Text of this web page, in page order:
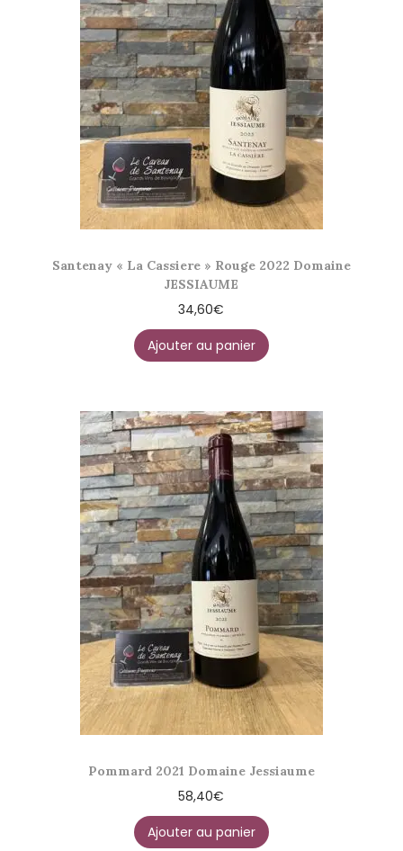
Santenay « La Cassiere » Rouge 2022 Domaine
JESSIAUME
34,60€
Ajouter au panier
Pommard 2021 Domaine Jessiaume
58,40€
Ajouter au panier